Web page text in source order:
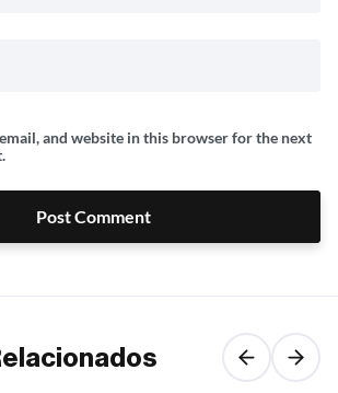
and website in this browser for the next
Post Comment